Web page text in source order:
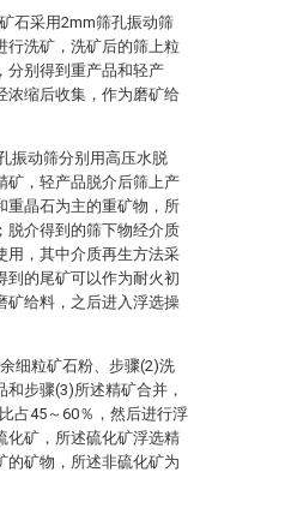
石采用2mm筛孔振动筛
行洗矿，洗矿后的筛上粒
分别得到重产品和轻产
浓缩后收集，作为磨矿给
振动筛分别用高压水脱
矿，轻产品脱介后筛上产
重晶石为主的重矿物，所
脱介得到的筛下物经介质
用，其中介质再生方法采
到的尾矿可以作为耐火初
矿给料，之后进入浮选操
细粒矿石粉、步骤(2)洗
步骤(3)所述精矿合并，
占45～60％，然后进行浮
化矿，所述硫化矿浮选精
的矿物，所述非硫化矿为